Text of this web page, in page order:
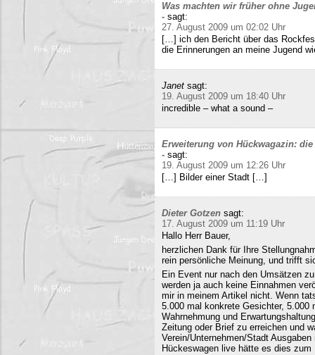
Was machten wir früher ohne
- sagt:
27. August 2009 um 02:02 Uhr
[…] ich den Bericht über das
die Erinnerungen an meine Jugend
Janet sagt:
19. August 2009 um 18:40 Uhr
incredible – what a sound –
Erweiterung von Hückwagazin:
- sagt:
19. August 2009 um 12:26 Uhr
[…] Bilder einer Stadt […]
Dieter Gotzen sagt:
17. August 2009 um 11:19 Uhr
Hallo Herr Bauer,
herzlichen Dank für Ihre
rein persönliche Meinung, und trifft
Ein Event nur nach den Umsätzen
werden ja auch keine Einnahmen
mir in meinem Artikel nicht. Wenn
5.000 mal konkrete Gesichter, 5.000
Wahrnehmung und
Zeitung oder Brief zu erreichen und
Verein/Unternehmen/Stadt
Hückeswagen live hätte es dies zum